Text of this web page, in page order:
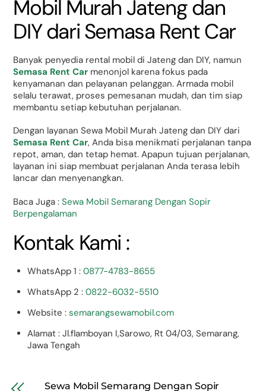
Mobil Murah Jateng dan
DIY dari Semasa Rent Car
Banyak penyedia rental mobil di Jateng dan DIY, namun
Semasa Rent Car menonjol karena fokus pada
kenyamanan dan pelayanan pelanggan. Armada mobil
selalu terawat, proses pemesanan mudah, dan tim siap
membantu setiap kebutuhan perjalanan.
Dengan layanan Sewa Mobil Murah Jateng dan DIY dari
Semasa Rent Car, Anda bisa menikmati perjalanan tanpa
repot, aman, dan tetap hemat. Apapun tujuan perjalanan,
layanan ini siap membuat perjalanan Anda terasa lebih
lancar dan menyenangkan.
Baca Juga :Sewa Mobil Semarang Dengan Sopir
Berpengalaman
Kontak Kami :
WhatsApp 1 :0877-4783-8655
WhatsApp 2 :0822-6032-5510
Website :semarangsewamobil.com
Alamat : Jl.flamboyan I,Sarowo, Rt 04/03, Semarang,
Jawa Tengah
Sewa Mobil Semarang Dengan Sopir